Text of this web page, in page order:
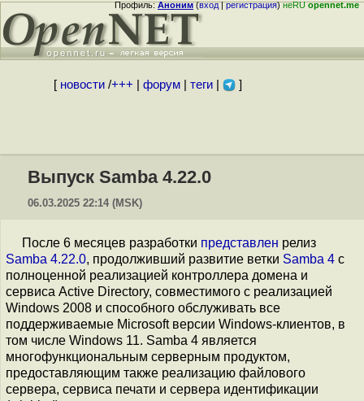
Профиль:Аноним(вход|регистрация)неRUopennet.me
[ новости/+++ форум| теги| ]
Выпуск Samba 4.22.0
06.03.2025 22:14 (MSK)
После 6 месяцев разработки представлен релиз
Samba 4.22.0, продолживший развитие ветки Samba 4 с
полноценной реализацией контроллера домена и
сервиса Active Directory, совместимого с реализацией
Windows 2008 и способного обслуживать все
поддерживаемые Microsoft версии Windows-клиентов, в
том числе Windows 11. Samba 4 является
многофункциональным серверным продуктом,
предоставляющим также реализацию файлового
сервера, сервиса печати и сервера идентификации